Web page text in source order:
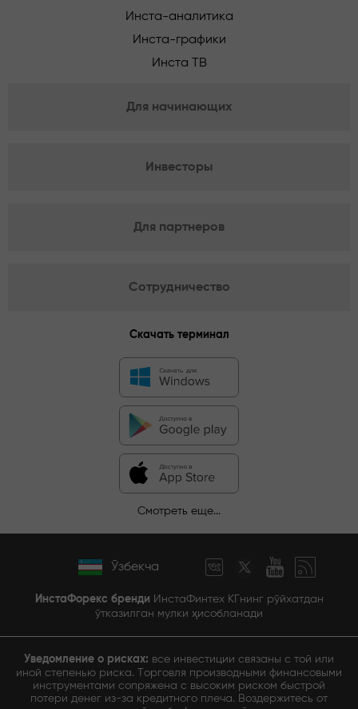
Инста-аналитика
Инста-графики
Инста ТВ
Для начинающих
Инвесторы
Для партнеров
Сотрудничество
Скачать терминал
Смотреть еще...
Ўзбекча
ИнстаФорекс бренди ИнстаФинтех КГнинг рўйхатдан
ўтказилган мулки ҳисобланади
Уведомление о рисках: все инвестиции связаны с той или
иной степенью риска. Торговля производными финансовыми
инструментами сопряжена с высоким риском быстрой
потери денег из-за кредитного плеча. Воздержитесь от